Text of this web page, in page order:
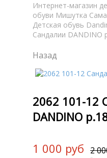
Интернет-магазин
обуви Мишутка
Детская обувь
Сандалии DANDINO
Назад
2062 101-12
DANDINO
1 000 руб 2